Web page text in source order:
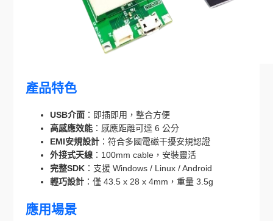
產品特色
USB介面 ：即插即用，整合方便
高感應效能 ：感應距離可達 6 公分
EMI安規設計 ：符合多國電磁干擾安規認證
外接式天線 ：100mm cable，安裝靈活
完整SDK ：支援 Windows / Linux / Android
輕巧設計 ：僅 43.5 x 28 x 4mm，重量 3.5g
應用場景